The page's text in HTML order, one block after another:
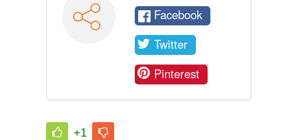
Facebook
Twitter
Pinterest
+1